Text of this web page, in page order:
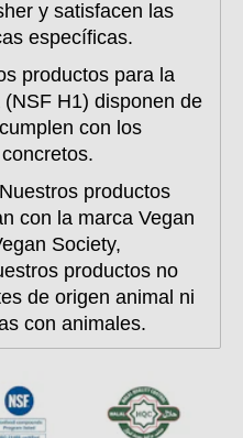
y satisfacen las
específicas.
productos para la
H1) disponen de
con los
Nuestros productos
con la marca Vegan
Society,
productos no
de origen animal ni
con animales.